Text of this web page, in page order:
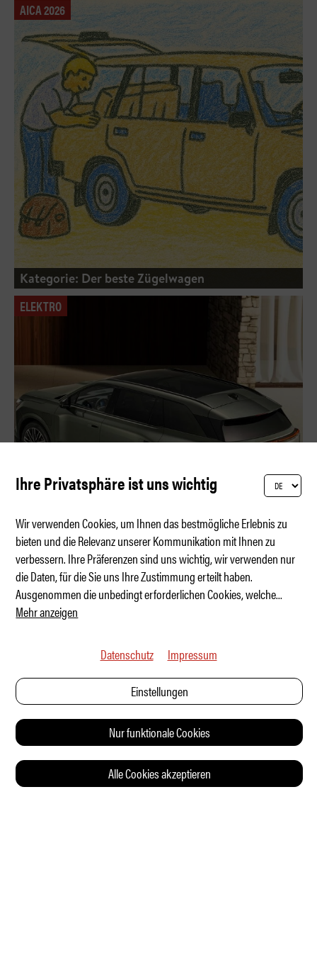
AICA 2026
Kategorie: Der beste Zügelwagen
ELEKTRO
Lexus TZ – Luxus für die Grossfamilie
Ihre Privatsphäre ist uns wichtig
Wir verwenden Cookies, um Ihnen das bestmögliche Erlebnis zu
bieten und die Relevanz unserer Kommunikation mit Ihnen zu
verbessern. Ihre Präferenzen sind uns wichtig, wir verwenden nur
die Daten, für die Sie uns Ihre Zustimmung erteilt haben.
Ausgenommen die unbedingt erforderlichen Cookies, welche...
Mehr anzeigen
Datenschutz Impressum
Einstellungen
Nur funktionale Cookies
Alle Cookies akzeptieren